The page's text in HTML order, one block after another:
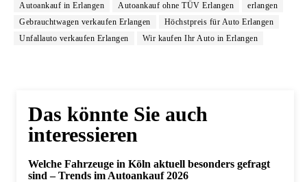
Autoankauf in Erlangen
Autoankauf ohne TÜV Erlangen
erlangen
Gebrauchtwagen verkaufen Erlangen
Höchstpreis für Auto Erlangen
Unfallauto verkaufen Erlangen
Wir kaufen Ihr Auto in Erlangen
Das könnte Sie auch
interessieren
Welche Fahrzeuge in Köln aktuell besonders gefragt
sind – Trends im Autoankauf 2026